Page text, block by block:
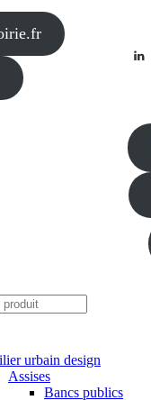
urbain design
Assises
Bancs publics